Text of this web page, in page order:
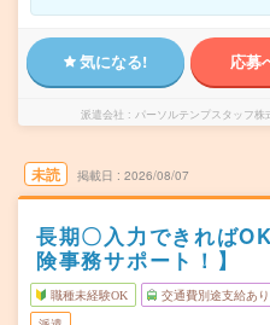
気になる! 応募
派遣会社 パーソルテンプスタッフ
未読 掲載日 2026/08/07
長期〇入力できれば
険事務サポート！】
職種未経験OK 交通費別途支給あり